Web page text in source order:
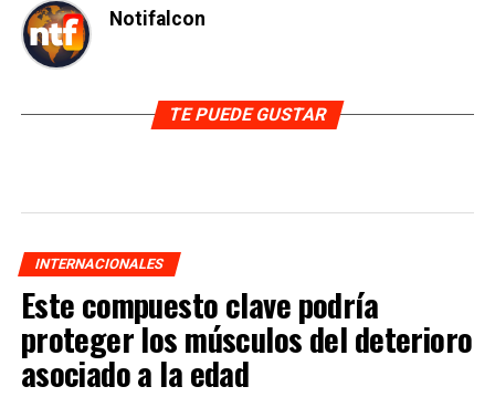
Notifalcon
TE PUEDE GUSTAR
INTERNACIONALES
Este compuesto clave podría
proteger los músculos del deterioro
asociado a la edad